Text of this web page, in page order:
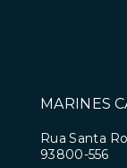
MARINES
Rua Santa
93800-556